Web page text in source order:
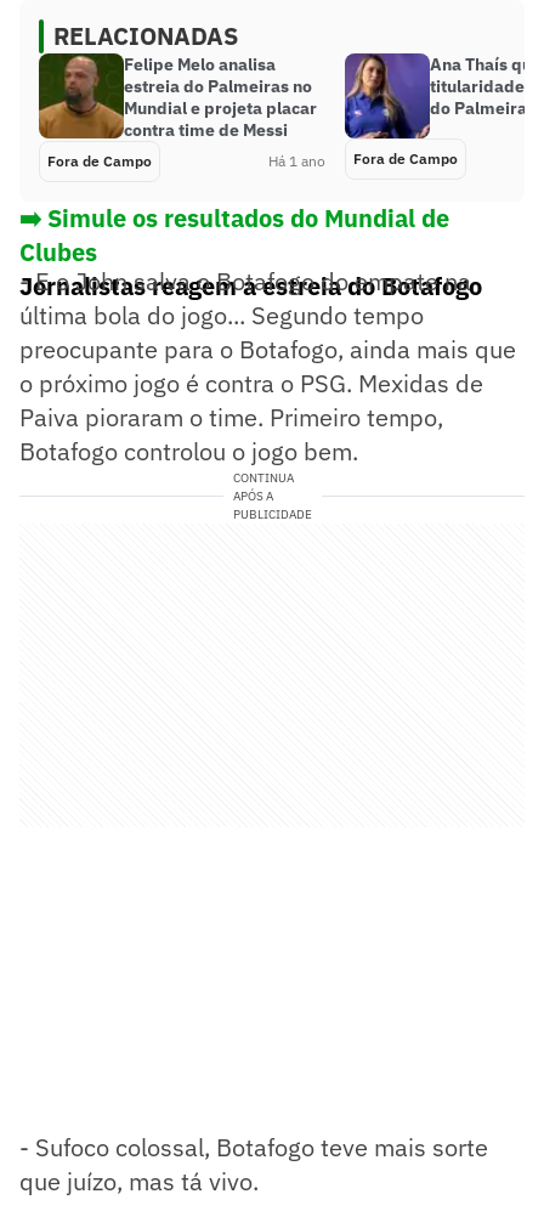
RELACIONADAS
Felipe Melo analisa
estreia do Palmeiras no
Mundial e projeta placar
contra time de Messi
Fora de Campo Há 1 ano
Ana Thaís
titularidade
do Palmeiras
Fora de Campo
➡️ Simule os resultados do Mundial de
Clubes
Jornalistas reagem a estreia do Botafogo
- E o John salva o Botafogo do empate na
última bola do jogo... Segundo tempo
preocupante para o Botafogo, ainda mais que
o próximo jogo é contra o PSG. Mexidas de
Paiva pioraram o time. Primeiro tempo,
Botafogo controlou o jogo bem.
CONTINUA
APÓS A
PUBLICIDADE
- Sufoco colossal, Botafogo teve mais sorte
que juízo, mas tá vivo.